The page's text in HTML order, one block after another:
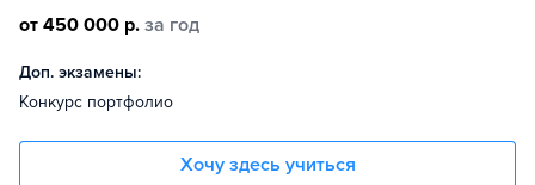
от 450 000 р. за год
Доп. экзамены:
Конкурс портфолио
Хочу здесь учиться